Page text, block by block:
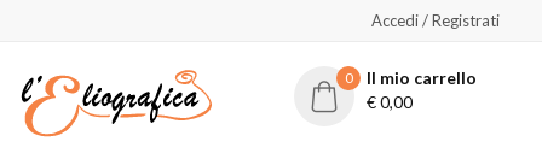
Accedi / Registrati
0
Il mio carrello
€0,00